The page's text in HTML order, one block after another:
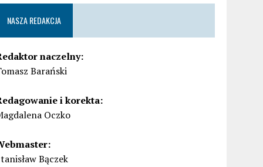
NASZA REDAKCJA
naczelny:
Barański
i korekta:
Oczko
Bączek